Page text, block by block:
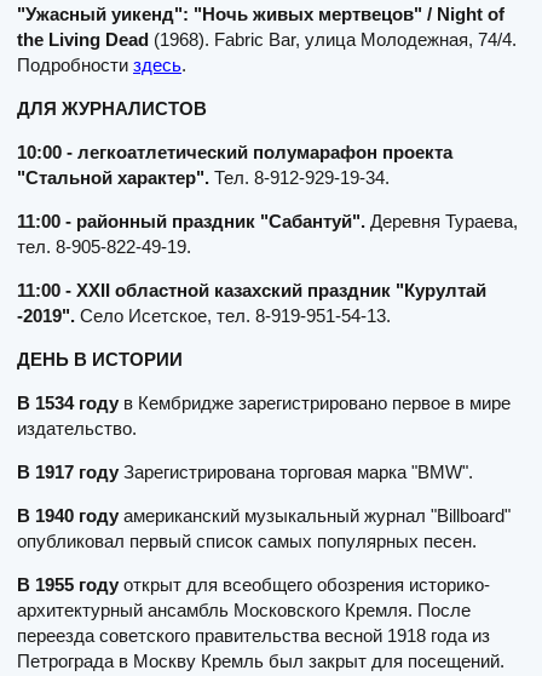
"Ужасный уикенд": "Ночь живых мертвецов" / Night of
the Living Dead (1968). Fabric Bar, улица Молодежная, 74/4.
Подробности здесь.
ДЛЯ ЖУРНАЛИСТОВ
10:00 - легкоатлетический полумарафон проекта
"Стальной характер". Тел. 8-912-929-19-34.
11:00 - районный праздник "Сабантуй". Деревня Тураева,
тел. 8-905-822-49-19.
11:00 - XXII областной казахский праздник "Курултай
-2019". Село Исетское, тел. 8-919-951-54-13.
ДЕНЬ В ИСТОРИИ
В 1534 году в Кембридже зарегистрировано первое в мире
издательство.
В 1917 году Зарегистрирована торговая марка "BMW".
В 1940 году американский музыкальный журнал "Billboard"
опубликовал первый список самых популярных песен.
В 1955 году открыт для всеобщего обозрения историко-
архитектурный ансамбль Московского Кремля. После
переезда советского правительства весной 1918 года из
Петрограда в Москву Кремль был закрыт для посещений.